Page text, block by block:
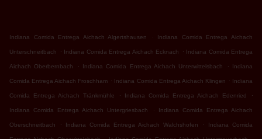
Indiana Comida Entrega Aichach Algertshausen . Indiana Comida Entrega Aichach
Unterschneitbach . Indiana Comida Entrega Aichach Ecknach . Indiana Comida Entrega
Aichach Oberbernbach . Indiana Comida Entrega Aichach Unterwittelsbach . Indiana
Comida Entrega Aichach Froschham . Indiana Comida Entrega Aichach Klingen . Indiana
Comida Entrega Aichach Tränkmühle . Indiana Comida Entrega Aichach Edenried .
Indiana Comida Entrega Aichach Untergriesbach . Indiana Comida Entrega Aichach
Oberschneitbach . Indiana Comida Entrega Aichach Walchshofen . Indiana Comida
. .